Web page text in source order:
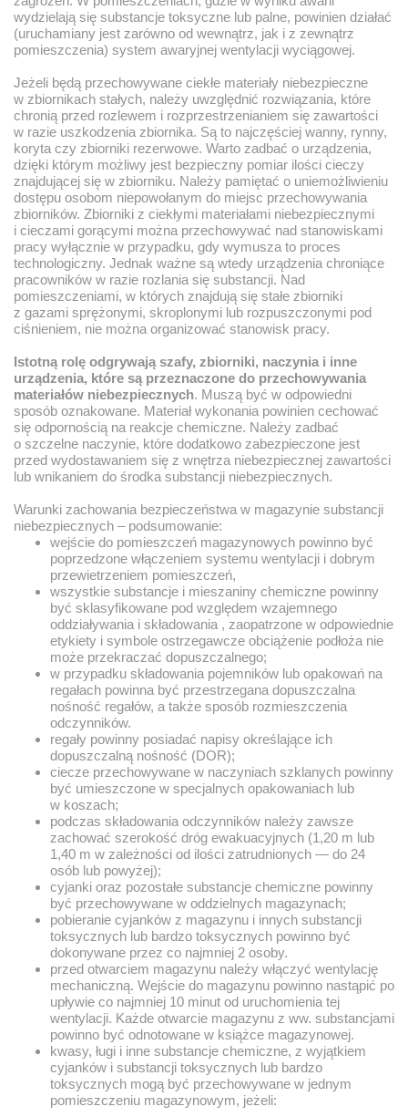
wydzielają się substancje toksyczne lub palne, powinien działać
(uruchamiany jest zarówno od wewnątrz, jak i z zewnątrz
pomieszczenia) system awaryjnej wentylacji wyciągowej.
Jeżeli będą przechowywane ciekłe materiały niebezpieczne
w zbiornikach stałych, należy uwzględnić rozwiązania, które
chronią przed rozlewem i rozprzestrzenianiem się zawartości
w razie uszkodzenia zbiornika. Są to najczęściej wanny, rynny,
koryta czy zbiorniki rezerwowe. Warto zadbać o urządzenia,
dzięki którym możliwy jest bezpieczny pomiar ilości cieczy
znajdującej się w zbiorniku. Należy pamiętać o uniemożliwieniu
dostępu osobom niepowołanym do miejsc przechowywania
zbiorników. Zbiorniki z ciekłymi materiałami niebezpiecznymi
i cieczami gorącymi można przechowywać nad stanowiskami
pracy wyłącznie w przypadku, gdy wymusza to proces
technologiczny. Jednak ważne są wtedy urządzenia chroniące
pracowników w razie rozlania się substancji. Nad
pomieszczeniami, w których znajdują się stałe zbiorniki
z gazami sprężonymi, skroplonymi lub rozpuszczonymi pod
ciśnieniem, nie można organizować stanowisk pracy.
Istotną rolę odgrywają szafy, zbiorniki, naczynia i inne
urządzenia, które są przeznaczone do przechowywania
materiałów niebezpiecznych. Muszą być w odpowiedni
sposób oznakowane. Materiał wykonania powinien cechować
się odpornością na reakcje chemiczne. Należy zadbać
o szczelne naczynie, które dodatkowo zabezpieczone jest
przed wydostawaniem się z wnętrza niebezpiecznej zawartości
lub wnikaniem do środka substancji niebezpiecznych.
Warunki zachowania bezpieczeństwa w magazynie substancji
niebezpiecznych – podsumowanie:
wejście do pomieszczeń magazynowych powinno być
poprzedzone włączeniem systemu wentylacji i dobrym
przewietrzeniem pomieszczeń,
wszystkie substancje i mieszaniny chemiczne powinny
być sklasyfikowane pod względem wzajemnego
oddziaływania i składowania , zaopatrzone w odpowiednie
etykiety i symbole ostrzegawcze obciążenie podłoża nie
może przekraczać dopuszczalnego;
w przypadku składowania pojemników lub opakowań na
regałach powinna być przestrzegana dopuszczalna
nośność regałów, a także sposób rozmieszczenia
odczynników.
regały powinny posiadać napisy określające ich
dopuszczalną nośność (DOR);
ciecze przechowywane w naczyniach szklanych powinny
być umieszczone w specjalnych opakowaniach lub
w koszach;
podczas składowania odczynników należy zawsze
zachować szerokość dróg ewakuacyjnych (1,20 m lub
1,40 m w zależności od ilości zatrudnionych — do 24
osób lub powyżej);
cyjanki oraz pozostałe substancje chemiczne powinny
być przechowywane w oddzielnych magazynach;
pobieranie cyjanków z magazynu i innych substancji
toksycznych lub bardzo toksycznych powinno być
dokonywane przez co najmniej 2 osoby.
przed otwarciem magazynu należy włączyć wentylację
mechaniczną. Wejście do magazynu powinno nastąpić po
upływie co najmniej 10 minut od uruchomienia tej
wentylacji. Każde otwarcie magazynu z ww. substancjami
powinno być odnotowane w książce magazynowej.
kwasy, ługi i inne substancje chemiczne, z wyjątkiem
cyjanków i substancji toksycznych lub bardzo
toksycznych mogą być przechowywane w jednym
pomieszczeniu magazynowym, jeżeli: